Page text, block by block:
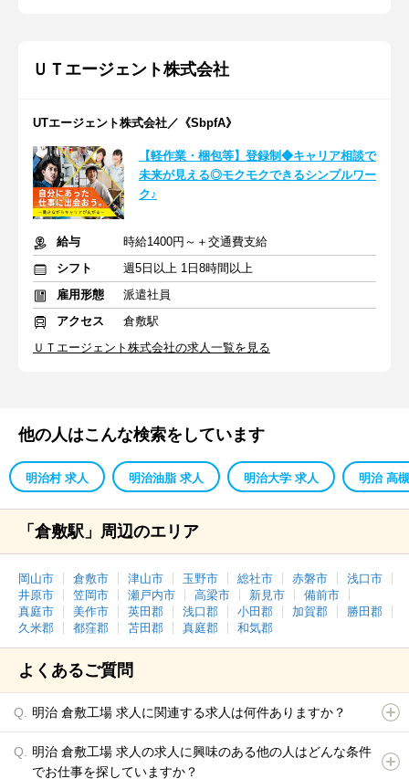
ＵＴエージェント株式会社
UTエージェント株式会社／《SbpfA》
【軽作業・梱包等】登録制◆キャリア相談で
未来が見える◎モクモクできるシンプルワー
ク♪
給与
時給1400円～＋交通費支給
シフト
週5日以上 1日8時間以上
雇用形態
派遣社員
アクセス
倉敷駅
ＵＴエージェント株式会社の求人一覧を見る
他の人はこんな検索をしています
明治村 求人 明治油脂 求人 明治大学 求人 明治 高
「倉敷駅」周辺のエリア
岡山市 倉敷市 津山市 玉野市 総社市 赤磐市
浅口市
井原市
笠岡市 瀬戸内市 高梁市 新見市
備前市
真庭市
美作市 英田郡 浅口郡 小田郡 加賀郡
勝田郡
久米郡
都窪郡 苫田郡 真庭郡 和気郡
よくあるご質問
明治 倉敷工場 求人に関連する求人は何件ありますか？
明治 倉敷工場 求人の求人に興味のある他の人はどんな条件
でお仕事を探していますか？